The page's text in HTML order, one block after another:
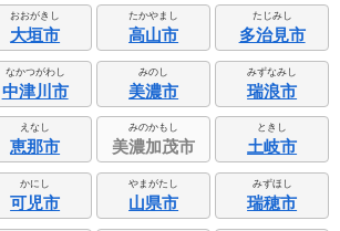
おおがきし
大垣市
たかやまし
高山市
たじみし
多治見市
なかつがわし
中津川市
みのし
美濃市
みずなみし
瑞浪市
えなし
恵那市
みのかもし
美濃加茂市
ときし
土岐市
かにし
可児市
やまがたし
山県市
みずほし
瑞穂市